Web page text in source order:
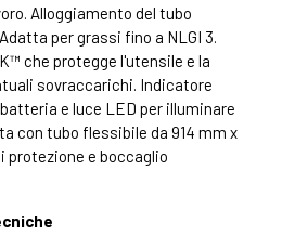
Alloggiamento del tubo
per grassi fino a NLGI 3.
che protegge l'utensile e la
sovraccarichi. Indicatore
e luce LED per illuminare
con tubo flessibile da 914 mm x
protezione e boccaglio